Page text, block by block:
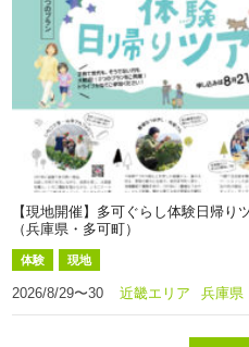
【現地開催】多可ぐらし体験日帰り
（兵庫県・多可町）
体験 現地
2026/8/29〜30 近畿エリア 兵庫県